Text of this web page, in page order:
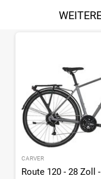
CARVER
Route 120 - 28 Zoll